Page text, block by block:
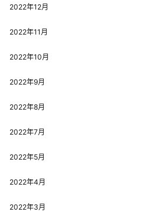
2022年12月
2022年11月
2022年10月
2022年9月
2022年8月
2022年7月
2022年5月
2022年4月
2022年3月